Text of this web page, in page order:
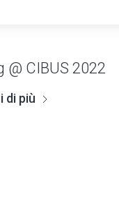
@ CIBUS 2022
di più